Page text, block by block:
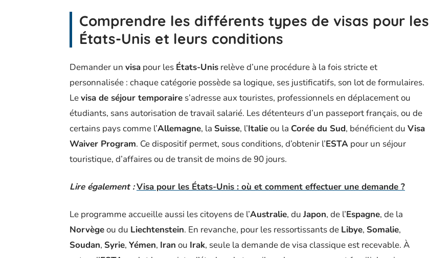
Comprendre les différents types de visas pour les
États-Unis et leurs conditions
Demander un visa pour les États-Unis relève d’une procédure à la fois stricte et
personnalisée : chaque catégorie possède sa logique, ses justificatifs, son lot de formulaires.
Levisa de séjour temporaire s’adresse aux touristes, professionnels en déplacement ou
étudiants, sans autorisation de travail salarié. Les détenteurs d’un passeport français, ou de
certains pays comme l’Allemagne, la Suisse, l’Italieou la Corée du Sud, bénéficient du Visa
Waiver Program. Ce dispositif permet, sous conditions, d’obtenir l’ESTA pour un séjour
touristique, d’affaires ou de transit de moins de 90 jours.
Lire également :Visa pour les États-Unis : où et comment effectuer une demande ?
Le programme accueille aussi les citoyens de l’Australie, duJapon, de l’Espagne, de la
Norvègeou du Liechtenstein. En revanche, pour les ressortissants de Libye, Somalie,
Soudan, Syrie, Yémen, Iran ou Irak, seule la demande de visa classique est recevable. À